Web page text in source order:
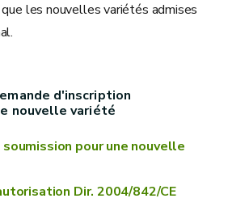
que les nouvelles variétés admises
d'inscription
nouvelle variété
pour une nouvelle
Dir. 2004/842/CE